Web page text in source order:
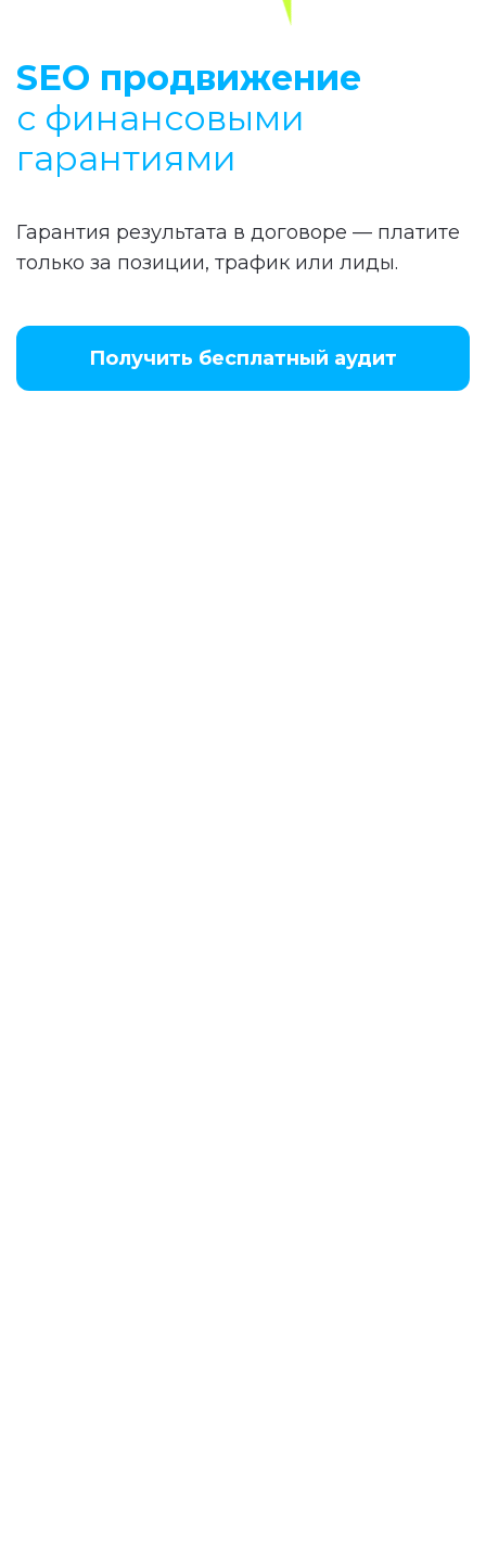
SEO продвижение
с финансовыми
гарантиями
Гарантия результата в договоре — платите
только за позиции, трафик или лиды.
Получить бесплатный аудит